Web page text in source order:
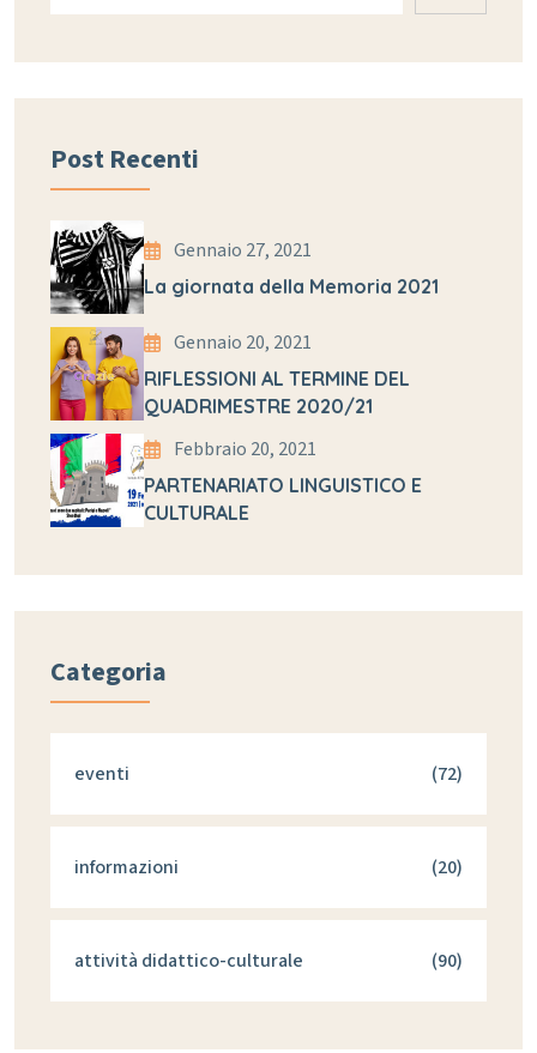
Post Recenti
Gennaio 27, 2021
La giornata della Memoria 2021
Gennaio 20, 2021
RIFLESSIONI AL TERMINE DEL
QUADRIMESTRE 2020/21
Febbraio 20, 2021
PARTENARIATO LINGUISTICO E
CULTURALE
Categoria
eventi (72)
informazioni (20)
attività didattico-culturale (90)